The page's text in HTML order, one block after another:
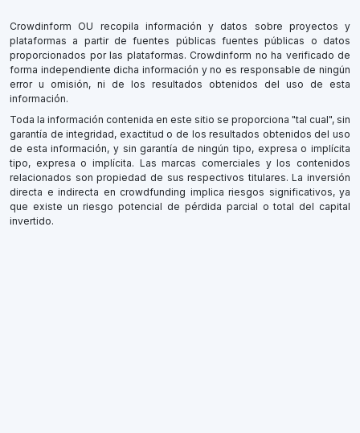
Crowdinform OU recopila información y datos sobre proyectos y
plataformas a partir de fuentes públicas fuentes públicas o datos
proporcionados por las plataformas. Crowdinform no ha verificado de
forma independiente dicha información y no es responsable de ningún
error u omisión, ni de los resultados obtenidos del uso de esta
información.
Toda la información contenida en este sitio se proporciona "tal cual", sin
garantía de integridad, exactitud o de los resultados obtenidos del uso
de esta información, y sin garantía de ningún tipo, expresa o implícita
tipo, expresa o implícita. Las marcas comerciales y los contenidos
relacionados son propiedad de sus respectivos titulares. La inversión
directa e indirecta en crowdfunding implica riesgos significativos, ya
que existe un riesgo potencial de pérdida parcial o total del capital
invertido.